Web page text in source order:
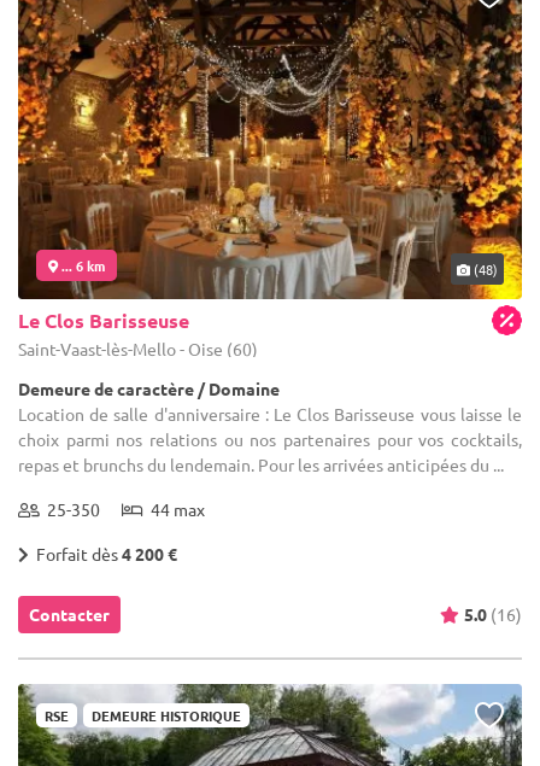
... 6 km (48)
Le Clos Barisseuse
Saint-Vaast-lès-Mello - Oise (60)
Demeure de caractère / Domaine
Location de salle d'anniversaire : Le Clos Barisseuse vous laisse le
choix parmi nos relations ou nos partenaires pour vos cocktails,
repas et brunchs du lendemain. Pour les arrivées anticipées du ...
25-350 44 max
Forfait dès4 200 €
Contacter 5.0 (16)
RSE DEMEURE HISTORIQUE